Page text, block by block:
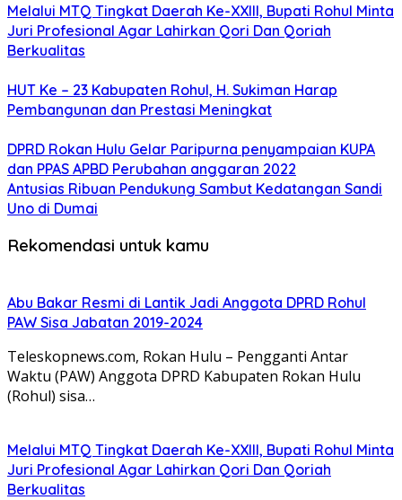
Melalui MTQ Tingkat Daerah Ke-XXIII, Bupati Rohul Minta
Juri Profesional Agar Lahirkan Qori Dan Qoriah
Berkualitas
HUT Ke – 23 Kabupaten Rohul, H. Sukiman Harap
Pembangunan dan Prestasi Meningkat
DPRD Rokan Hulu Gelar Paripurna penyampaian KUPA
dan PPAS APBD Perubahan anggaran 2022
Antusias Ribuan Pendukung Sambut Kedatangan Sandi
Uno di Dumai
Rekomendasi untuk kamu
Abu Bakar Resmi di Lantik Jadi Anggota DPRD Rohul
PAW Sisa Jabatan 2019-2024
Teleskopnews.com, Rokan Hulu – Pengganti Antar
Waktu (PAW) Anggota DPRD Kabupaten Rokan Hulu
(Rohul) sisa…
Melalui MTQ Tingkat Daerah Ke-XXIII, Bupati Rohul Minta
Juri Profesional Agar Lahirkan Qori Dan Qoriah
Berkualitas